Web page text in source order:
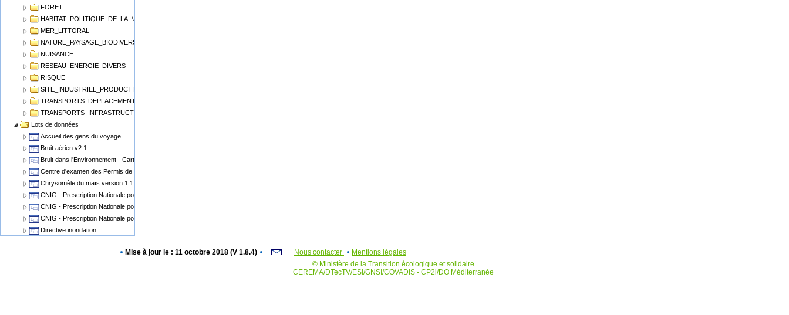
FORET
HABITAT_POLITIQUE_DE_LA_VILLE
MER_LITTORAL
NATURE_PAYSAGE_BIODIVERSITE
NUISANCE
RESEAU_ENERGIE_DIVERS
RISQUE
SITE_INDUSTRIEL_PRODUCTION
TRANSPORTS_DEPLACEMENT
TRANSPORTS_INFRASTRUCTURE
Lots de données
Accueil des gens du voyage
Bruit aérien v2.1
Bruit dans l'Environnement - Cartographie du Bruit v1.1
Centre d'examen des Permis de conduire
Chrysomèle du maïs version 1.1
CNIG - Prescription Nationale pour les Cartes Communales
CNIG - Prescription Nationale pour les PLU, POS
CNIG - Prescription Nationale pour les Servitudes d'Utilité Publique (SUP)
Directive inondation
Epidémiosurveillance animale Mise à jour le : 11 octobre 2018 (V 1.8.4) Nous contacter
Mentions légales
© Ministère de la Transition écologique et solidaire
CEREMA/DTecTV/ESI/GNSI/COVADIS - CP2i/DO Méditerranée